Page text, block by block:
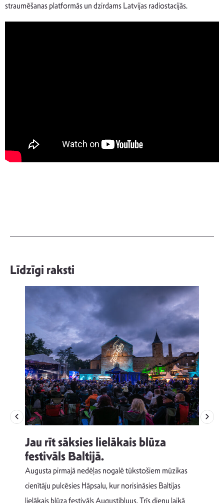
straumēšanas platformās un dzirdams Latvijas radiostacijās.
Līdzīgi raksti
Jau rīt sāksies lielākais blūza
festivāls Baltijā.
Augusta pirmajā nedēļas nogalē tūkstošiem mūzikas
cienītāju pulcēsies Hāpsalu, kur norisināsies Baltijas